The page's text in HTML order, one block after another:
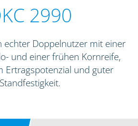
2990
echter Doppelnutzer mit einer
und einer frühen Kornreife,
Ertragspotenzial und guter
Standfestigkeit.